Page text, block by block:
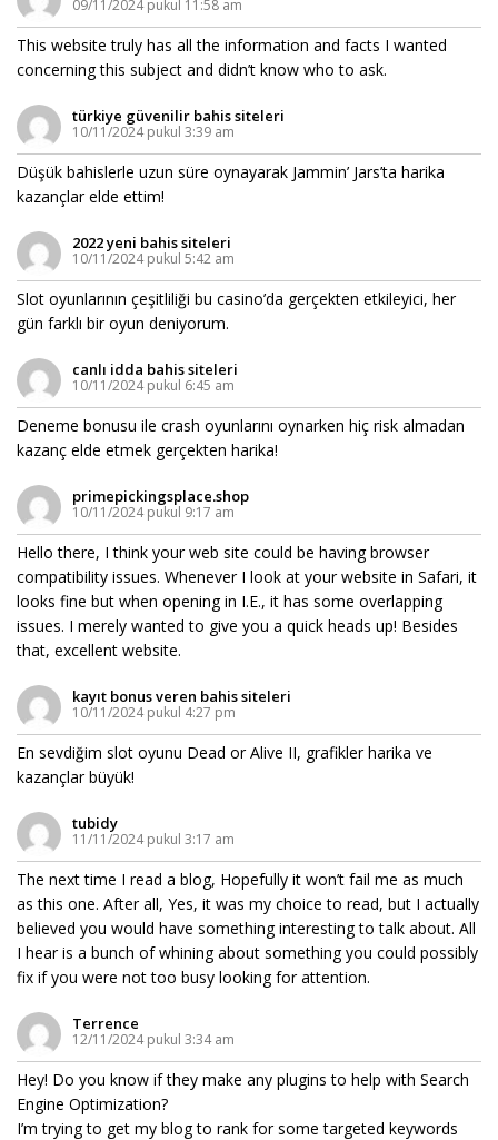
09/11/2024 pukul 11:58 am
This website truly has all the information and facts I wanted
concerning this subject and didn’t know who to ask.
türkiye güvenilir bahis siteleri
10/11/2024 pukul 3:39 am
Düşük bahislerle uzun süre oynayarak Jammin’ Jars’ta harika
kazançlar elde ettim!
2022 yeni bahis siteleri
10/11/2024 pukul 5:42 am
Slot oyunlarının çeşitliliği bu casino’da gerçekten etkileyici, her
gün farklı bir oyun deniyorum.
canlı idda bahis siteleri
10/11/2024 pukul 6:45 am
Deneme bonusu ile crash oyunlarını oynarken hiç risk almadan
kazanç elde etmek gerçekten harika!
primepickingsplace.shop
10/11/2024 pukul 9:17 am
Hello there, I think your web site could be having browser
compatibility issues. Whenever I look at your website in Safari, it
looks fine but when opening in I.E., it has some overlapping
issues. I merely wanted to give you a quick heads up! Besides
that, excellent website.
kayıt bonus veren bahis siteleri
10/11/2024 pukul 4:27 pm
En sevdiğim slot oyunu Dead or Alive II, grafikler harika ve
kazançlar büyük!
tubidy
11/11/2024 pukul 3:17 am
The next time I read a blog, Hopefully it won’t fail me as much
as this one. After all, Yes, it was my choice to read, but I actually
believed you would have something interesting to talk about. All
I hear is a bunch of whining about something you could possibly
fix if you were not too busy looking for attention.
Terrence
12/11/2024 pukul 3:34 am
Hey! Do you know if they make any plugins to help with Search
Engine Optimization?
I’m trying to get my blog to rank for some targeted keywords